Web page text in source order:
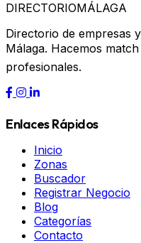
DIRECTORIOMÁLAGA
Directorio de empresas
Málaga. Hacemos
profesionales.
Enlaces Rápidos
Inicio
Zonas
Buscador
Registrar Negocio
Blog
Categorías
Contacto